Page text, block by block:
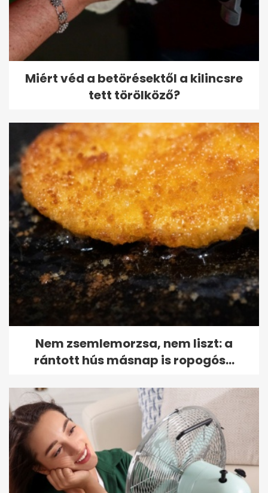
Miért véd a betörésektől a kilincsre
tett törölköző?
Nem zsemlemorzsa, nem liszt: a
rántott hús másnap is ropogós...